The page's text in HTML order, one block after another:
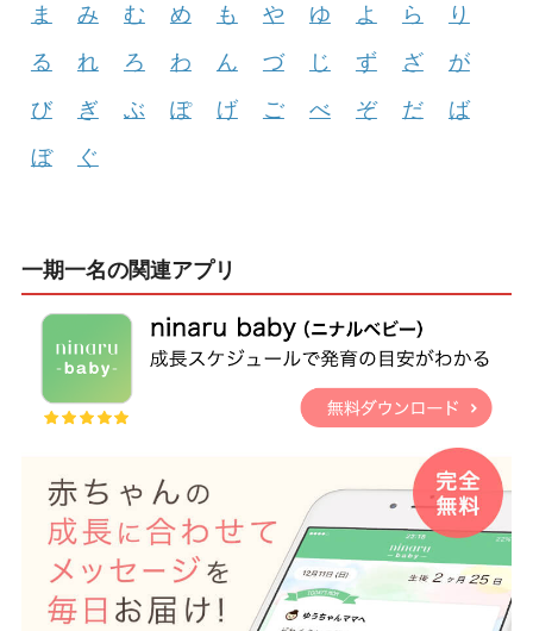
ま
み む め も や ゆ よ ら
り
る
れ ろ わ ん づ じ ず ざ
が
び
ぎ ぶ ぽ げ ご べ ぞ だ
ば
ぼ
ぐ
一期一名の関連アプリ